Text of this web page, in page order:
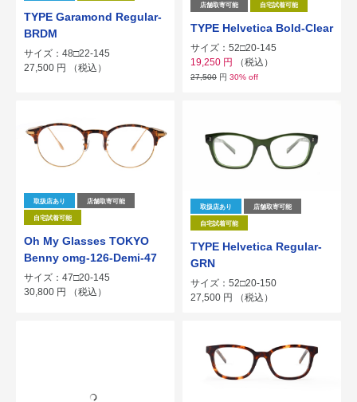
TYPE Garamond Regular-
BRDM
サイズ：48□22-145
27,500 円 （税込）
店舗取寄可能 自宅試着可能
TYPE Helvetica Bold-Clear
サイズ：52□20-145
19,250 円 （税込）
27,500 円 30% off
取扱店あり 店舗取寄可能
自宅試着可能
Oh My Glasses TOKYO
Benny omg-126-Demi-47
サイズ：47□20-145
30,800 円 （税込）
取扱店あり 店舗取寄可能
自宅試着可能
TYPE Helvetica Regular-
GRN
サイズ：52□20-150
27,500 円 （税込）